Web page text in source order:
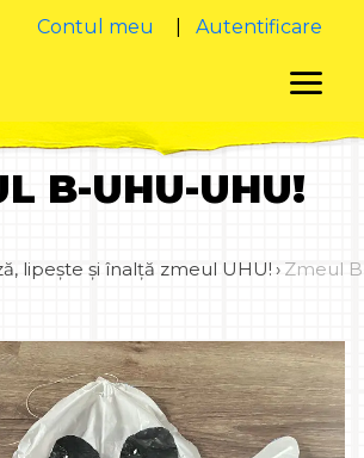
Contul meu Autentificare
B-UHU-UHU!
lipește și înalță zmeul UHU! › Zmeul